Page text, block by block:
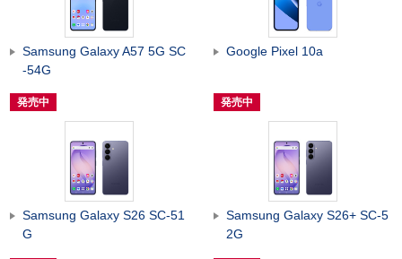
Samsung Galaxy A57 5G SC
-54G
発売中
Google Pixel 10a
発売中
Samsung Galaxy S26 SC-51
G
Samsung Galaxy S26+ SC-5
2G